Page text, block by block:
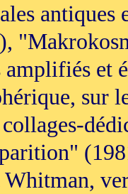
antiques
et
sur
Whitman,